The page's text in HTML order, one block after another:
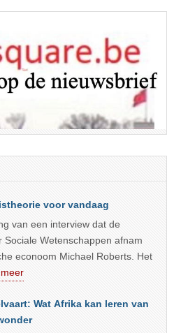
voor vandaag
van een interview dat de
Sociale Wetenschappen afnam
econoom Michael Roberts. Het
Wat Afrika kan leren van